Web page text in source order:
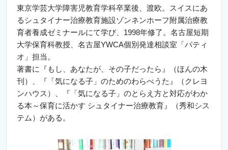
東京学芸大学障害児教育学科卒業後、渡欧。スイスにあ
るシュタイナー治療教育施設ゾンネンホーフ附属治療教
育者養成ゼミナールにて学び、1998年修了。名古屋短期
大学保育科教授、名古屋YWCA個別発達相談室「パティ
オ」担当。
著書に『もし、あなたが、その子だったら』（ほんの木
刊）、『「気になる子」のためのわらべうた』（クレヨ
ンハウス）、『「気になる子」のとらえ方と対応がわか
る本～保育に活かす シュタイナー治療教育』（秀和シス
テム）がある。